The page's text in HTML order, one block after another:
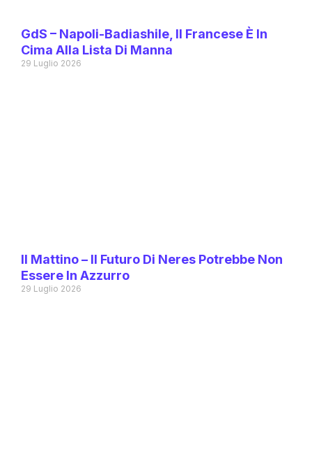
GdS – Napoli-Badiashile, Il Francese È In
Cima Alla Lista Di Manna
29 Luglio 2026
Il Mattino – Il Futuro Di Neres Potrebbe Non
Essere In Azzurro
29 Luglio 2026